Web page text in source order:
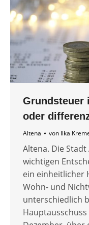
Grundsteuer
oder
Altena von Ilka
Altena. Die
wichtigen
ein einheitlicher
Wohn- und
unterschiedlich